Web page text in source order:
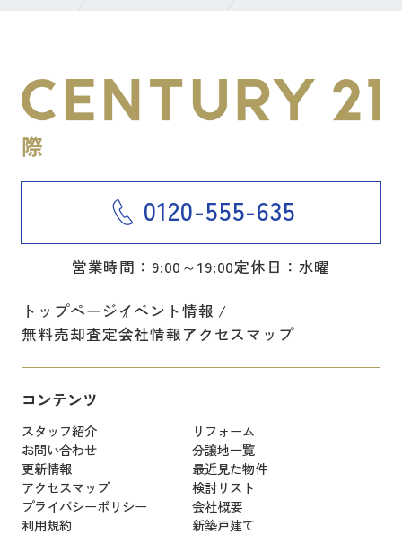
0120-555-635
営業時間：9:00～19:00定休日：水曜
トップページイベント情報
無料売却査定会社情報アクセスマップ
コンテンツ
スタッフ紹介
リフォーム
お問い合わせ
分譲地一覧
更新情報
最近見た物件
アクセスマップ
検討リスト
プライバシーポリシー
会社概要
利用規約
新築戸建て